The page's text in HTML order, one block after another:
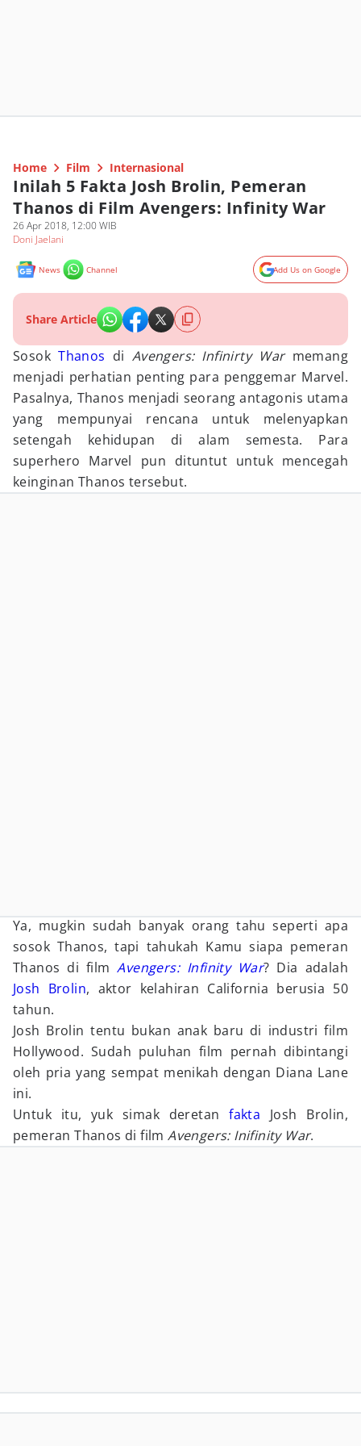
Home Film Internasional
Inilah 5 Fakta Josh Brolin, Pemeran
Thanos di Film Avengers: Infinity War
26 Apr 2018, 12:00 WIB
Doni Jaelani
News Channel Add Us on Google
Share Article
SosokThanos di Avengers: Infinirty Warmemang
menjadi perhatian penting para penggemar Marvel.
Pasalnya, Thanos menjadi seorang antagonis utama
yang mempunyai rencana untuk melenyapkan
setengah kehidupan di alam semesta. Para
superhero Marvel pun dituntut untuk mencegah
keinginan Thanos tersebut.
Ya, mugkin sudah banyak orang tahu seperti apa
sosok Thanos, tapi tahukah Kamu siapa pemeran
Thanos di filmAvengers: Infinity War? Dia adalah
Josh Brolin, aktor kelahiran California berusia 50
tahun.
Josh Brolin tentu bukan anak baru di industri film
Hollywood. Sudah puluhan film pernah dibintangi
oleh pria yang sempat menikah dengan Diana Lane
ini.
Untuk itu, yuk simak deretanfakta Josh Brolin,
pemeran Thanos di filmAvengers: Inifinity War.